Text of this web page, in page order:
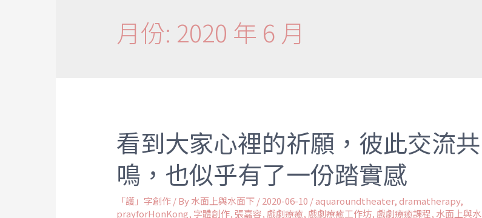
月份: 2020 年 6 月
看到大家心裡的祈願，彼此交流共
鳴，也似乎有了一份踏實感
「護」字創作/ By水面上與水面下/2020-06-10 /aquaroundtheater,dramatherapy,
prayforHonKong, 字體創作, 張嘉容, 戲劇療癒, 戲劇療癒工作坊, 戲劇療癒課程, 水面上與水